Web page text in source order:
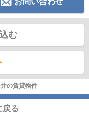
む
の賃貸物件
戻る